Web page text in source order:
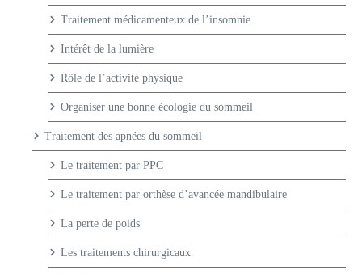
Traitement médicamenteux de l’insomnie
Intérêt de la lumière
Rôle de l’activité physique
Organiser une bonne écologie du sommeil
Traitement des apnées du sommeil
Le traitement par PPC
Le traitement par orthèse d’avancée mandibulaire
La perte de poids
Les traitements chirurgicaux